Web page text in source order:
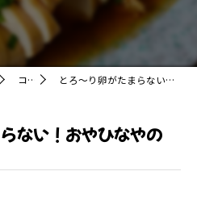
コラム とろ～り卵がたまらない！おやひなやの親子丼🐥
ない！おやひなやの